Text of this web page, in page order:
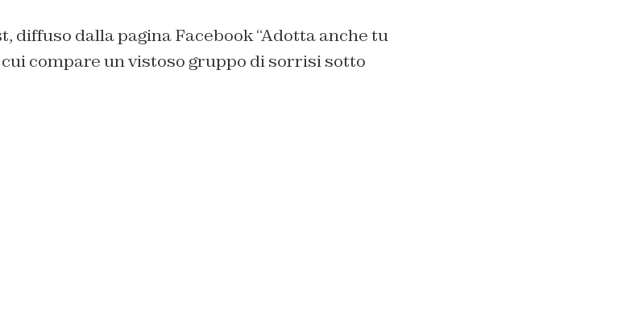
diffuso dalla pagina Facebook “Adotta anche tu
compare un vistoso gruppo di sorrisi sotto